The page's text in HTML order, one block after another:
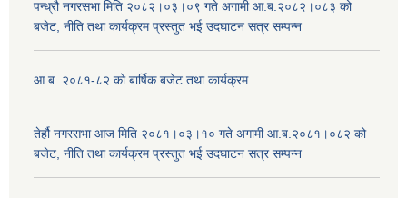
पन्ध्रौ नगरसभा मिति २०८२।०३।०९ गते अगामी आ.ब.२०८२।०८३ को
बजेट, नीति तथा कार्यक्रम प्रस्तुत भई उदघाटन सत्र सम्पन्न
आ.ब. २०८१-८२ को बार्षिक बजेट तथा कार्यक्रम
तेर्हौ नगरसभा आज मिति २०८१।०३।१० गते अगामी आ.ब.२०८१।०८२ को
बजेट, नीति तथा कार्यक्रम प्रस्तुत भई उदघाटन सत्र सम्पन्न